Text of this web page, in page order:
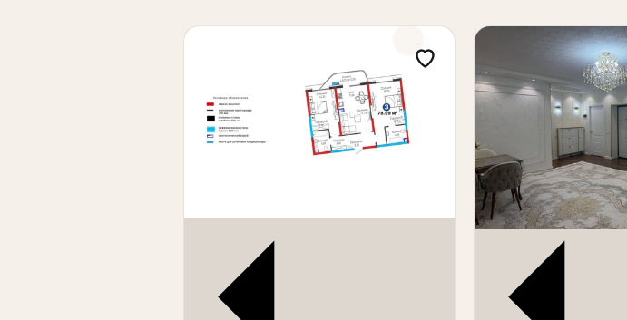
Kvartira mebel va texnika bilan to'liq jihozlangan.
Ichki bezakda Onix tabiiy toshlari qo'llangan, bu interyerning maqomi va
Narx: 270,000 USD
Akay City'dagi ushbu 4 xonali kvartira markazga yaqin premium
m2 maydon, 24-qavatdagi joylashuv, burchak balkon va panoramali
Kvartira mebel va texnika bilan jihozlangan, Bosch oshxona texnikasi va
hamda kadastrli parking joyi Mirzo-Ulug'bek tumanida markaziy yashash